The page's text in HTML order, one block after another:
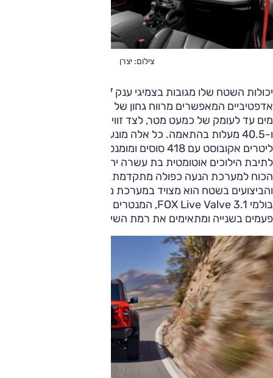
צילום: יצרן
לתיבת הילוכים אוטומטית בת עשרה יחסי העברה, המעבירה את
הכוח למערכת הנעה כפולה מתקדמת. לטובת העבירות
והביצועים בשטח הוא מצויד במערכת מתלים מחוזקת הכוללת
בולמי FOX Live Valve 3.1, המנטרים את תנאי הדרך מאות
פעמים בשנייה ומתאימים את רמת השיכוך בזמן אמת.